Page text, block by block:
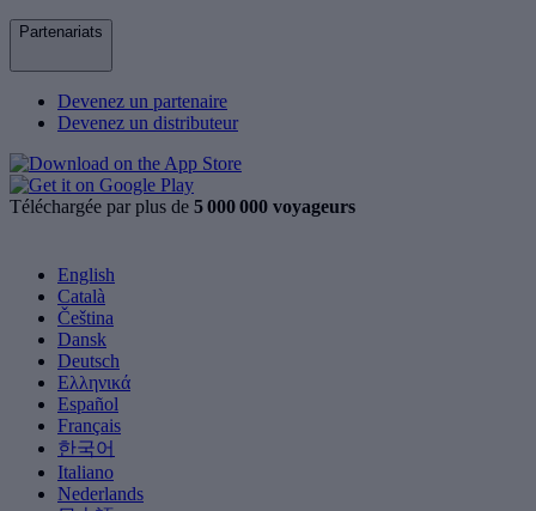
Partenariats
Devenez un partenaire
Devenez un distributeur
Téléchargée par plus de 5 000 000 voyageurs
English
Català
Čeština
Dansk
Deutsch
Ελληνικά
Español
Français
한국어
Italiano
Nederlands